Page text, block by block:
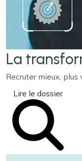
La
Recruter mieux, plus
Lire le dossier